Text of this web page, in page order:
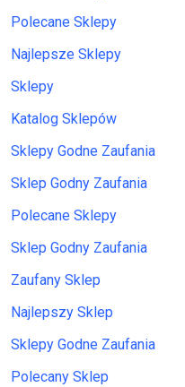
Polecane Sklepy
Najlepsze Sklepy
Sklepy
Katalog Sklepów
Sklepy Godne Zaufania
Sklep Godny Zaufania
Polecane Sklepy
Sklep Godny Zaufania
Zaufany Sklep
Najlepszy Sklep
Sklepy Godne Zaufania
Polecany Sklep